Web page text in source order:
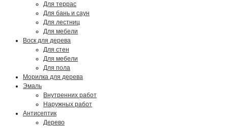
Для террас
Для бань и саун
Для лестниц
Для мебели
Воск для дерева
Для стен
Для мебели
Для пола
Морилка для дерева
Эмаль
Внутренних работ
Наружных работ
Антисептик
Дерево